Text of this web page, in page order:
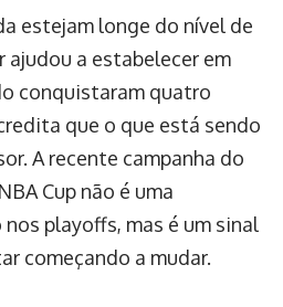
estejam longe do nível de
ajudou a estabelecer em
conquistaram quatro
que o que está sendo
A recente campanha do
Cup não é uma
playoffs, mas é um sinal
começando a mudar.